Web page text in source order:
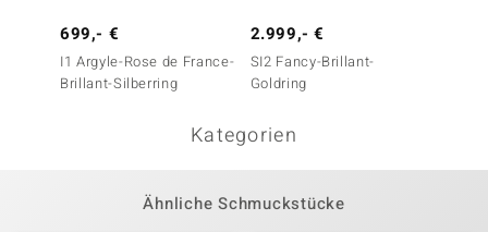
699,- €
I1 Argyle-Rose de France-
Brillant-Silberring
2.999,- €
SI2 Fancy-Brillant-
Goldring
Kategorien
Ähnliche Schmuckstücke